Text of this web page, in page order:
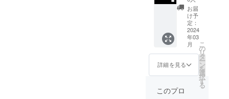
曜日
11〜15
丹市園
部町南
八田中
山17 あ
かまつ
の丘西
本梅
（旧西
本梅小
学校
内）３
階 ・営
ス) おや
つ研究
会に出
入り自
由。 当
日に限
り研究
所内の
お菓子
を食べ
放題。
・店舗
お届
け予
定：
2024
年03
月
詳細を見る
こ
の
リ
タ
ー
ン
を
選
択
す
る
このプロ